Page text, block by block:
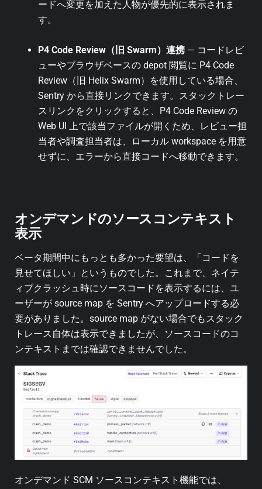
ードへ変更を加えた人物が優先的に表示されま
す。
P4 Code Review（旧 Swarm）連携 — コードレビ
ューやブラウザベースの depot 閲覧に P4 Code
Review（旧 Helix Swarm）を使用している場合、
Sentry から直接リンクできます。スタックトレー
スリンクをクリックすると、P4 Code Review の
Web UI 上で該当ファイルが開くため、レビュー担
当者や調査担当者は、ローカル workspace を用意
せずに、エラーから直接コードへ移動できます。
オンデマンドのソースコンテキスト
表示
ベータ期間中にもっとも多かった要望は、「コードを
見せてほしい」というものでした。これまで、ネイテ
ィブクラッシュ時にソースコードを表示するには、ユ
ーザーが source map を Sentry へアップロードする必
要がありました。source map がない場合でもスタック
トレース自体は表示できましたが、ソースコードのコ
ンテキストまでは確認できませんでした。
オンデマンド SCM ソースコンテキスト機能では、